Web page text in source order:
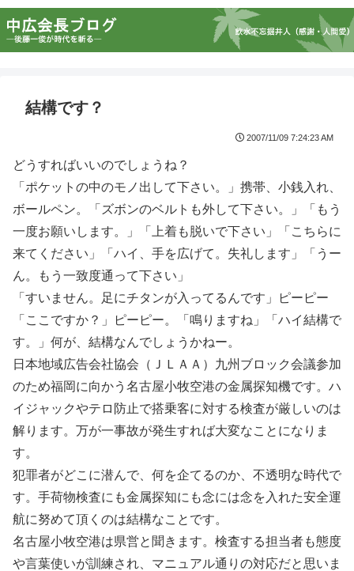
結構です？
2007/11/09 7:24:23 AM
どうすればいいのでしょうね？
「ポケットの中のモノ出して下さい。」携帯、小銭入れ、
ボールペン。「ズボンのベルトも外して下さい。」「もう
一度お願いします。」「上着も脱いで下さい」「こちらに
来てください」「ハイ、手を広げて。失礼します」「うー
ん。もう一致度通って下さい」
「すいません。足にチタンが入ってるんです」ピーピー
「ここですか？」ピーピー。「鳴りますね」「ハイ結構で
す。」何が、結構なんでしょうかねー。
日本地域広告会社協会（ＪＬＡＡ）九州ブロック会議参加
のため福岡に向かう名古屋小牧空港の金属探知機です。ハ
イジャックやテロ防止で搭乗客に対する検査が厳しいのは
解ります。万が一事故が発生すれば大変なことになりま
す。
犯罪者がどこに潜んで、何を企てるのか、不透明な時代で
す。手荷物検査にも金属探知にも念には念を入れた安全運
航に努めて頂くのは結構なことです。
名古屋小牧空港は県営と聞きます。検査する担当者も態度
や言葉使いが訓練され、マニュアル通りの対応だと思いま